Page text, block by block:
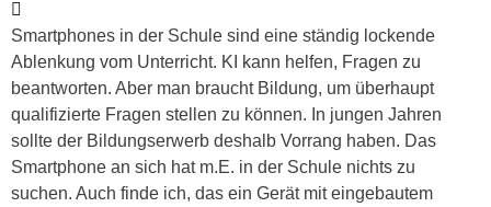
Smartphones in der Schule sind eine ständig lockende
Ablenkung vom Unterricht. KI kann helfen, Fragen zu
beantworten. Aber man braucht Bildung, um überhaupt
qualifizierte Fragen stellen zu können. In jungen Jahren
sollte der Bildungserwerb deshalb Vorrang haben. Das
Smartphone an sich hat m.E. in der Schule nichts zu
suchen. Auch finde ich, das ein Gerät mit eingebautem